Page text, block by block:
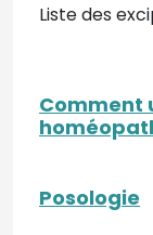
Liste des
Comment
Posologie